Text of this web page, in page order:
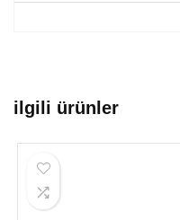
ilgili ürünler